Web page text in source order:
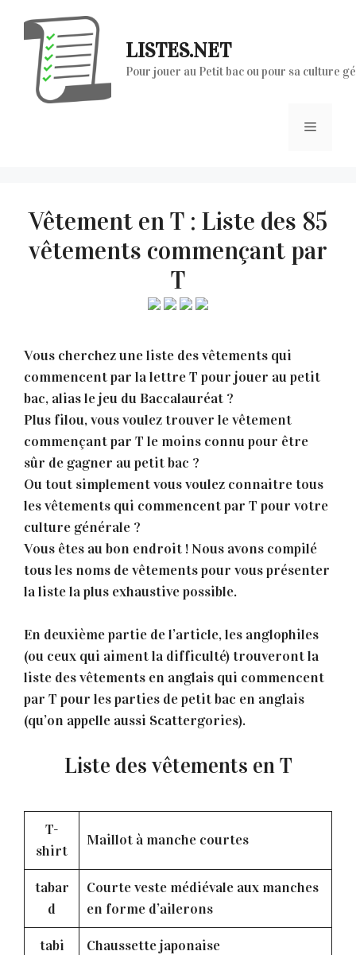
contenu
LISTES.NET
Pour jouer au Petit bac ou pour sa culture
Menu
Vêtement en T : Liste des 85
vêtements commençant par
T
Vous cherchez une liste des vêtements qui
commencent par la lettre T pour jouer au petit
bac, alias le jeu du Baccalauréat ?
Plus filou, vous voulez trouver le vêtement
commençant par T le moins connu pour être
sûr de gagner au petit bac ?
Ou tout simplement vous voulez connaitre tous
les vêtements qui commencent par T pour votre
culture générale ?
Vous êtes au bon endroit ! Nous avons compilé
tous les noms de vêtements pour vous présenter
la liste la plus exhaustive possible.
En deuxième partie de l’article, les anglophiles
(ou ceux qui aiment la difficulté) trouveront la
liste des vêtements en anglais qui commencent
par T pour les parties de petit bac en anglais
(qu’on appelle aussi Scattergories).
Liste des vêtements en T
T-
shirt
Maillot à manche courtes
tabar
d
Courte veste médiévale aux manches
en forme d’ailerons
tabi Chaussette japonaise